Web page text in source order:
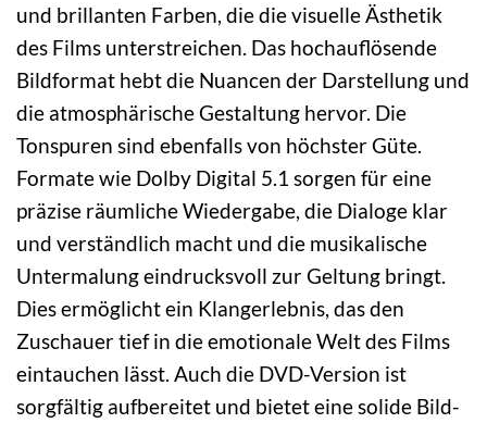
und brillanten Farben, die die visuelle Ästhetik
des Films unterstreichen. Das hochauflösende
Bildformat hebt die Nuancen der Darstellung und
die atmosphärische Gestaltung hervor. Die
Tonspuren sind ebenfalls von höchster Güte.
Formate wie Dolby Digital 5.1 sorgen für eine
präzise räumliche Wiedergabe, die Dialoge klar
und verständlich macht und die musikalische
Untermalung eindrucksvoll zur Geltung bringt.
Dies ermöglicht ein Klangerlebnis, das den
Zuschauer tief in die emotionale Welt des Films
eintauchen lässt. Auch die DVD-Version ist
sorgfältig aufbereitet und bietet eine solide Bild-